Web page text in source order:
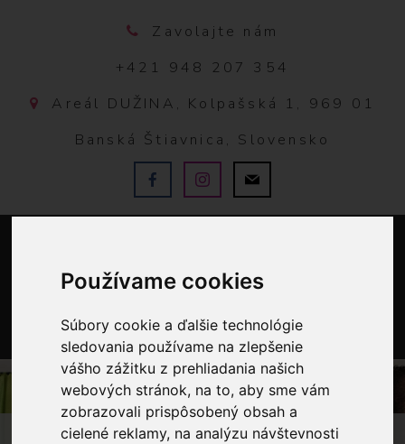
Používame cookies
Súbory cookie a ďalšie technológie
sledovania používame na zlepšenie
vášho zážitku z prehliadania našich
webových stránok, na to, aby sme vám
zobrazovali prispôsobený obsah a
cielené reklamy, na analýzu návštevnosti
Zavolajte nám
+421 948 207 354
Areál DUŽINA, Kolpašská 1, 969 01
Banská Štiavnica, Slovensko
0
OBCHOD LÁTKY METRÁŽ